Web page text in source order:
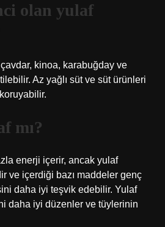
olan yulaf
kinoa, karabuğday ve
Az yağlı süt ve süt ürünleri
koruyabilir.
mı?
enerji içerir, ancak yulaf
ve içerdiği bazı maddeler genç
daha iyi teşvik edebilir. Yulaf
daha iyi düzenler ve tüylerinin